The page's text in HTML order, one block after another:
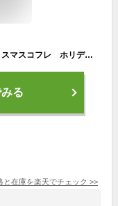
【予約販売】エスティ ローダー 2023 クリスマスコフレ ホリデー アドバンス ナイト リペア セット 【送料無料】10月27日より順次発
る
と在庫を楽天でチェック >>